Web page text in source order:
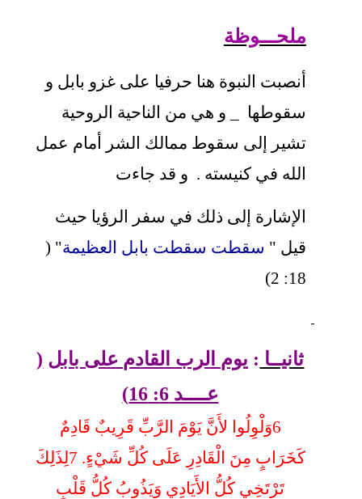
ملحـــوظة
أنصبت النبوة هنا حرفيا على غزو بابل و
سقوطها _ و هي من الناحية الروحية
تشير إلى سقوط ممالك الشر أمام عمل
الله في كنيسته . و قد جاءت
الإشارة إلى ذلك في سفر الرؤيا حيث
قيل " سقطت سقطت بابل العظيمة" (
18: 2)
ثانيــا : يوم الرب القادم على بابل (
عــــد 6: 16)
6وَلْوِلُوا لأَنَّ يَوْمَ الرَّبِّ قَرِيبٌ قَادِمٌ
كَخَرَابٍ مِنَ الْقَادِرِ عَلَى كُلِّ شَيْءٍ. 7لِذَلِكَ
تَرْتَخِي كُلُّ الأَيَادِي وَيَذُوبُ كُلُّ قَلْبِ